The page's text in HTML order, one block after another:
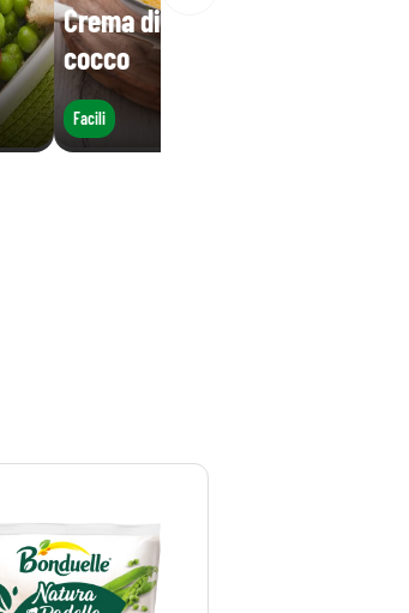
Crema di carote al latte di
cocco
Facili